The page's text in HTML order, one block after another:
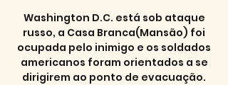
Washington D.C. está sob ataque
russo, a Casa Branca(Mansão) foi
ocupada pelo inimigo e os soldados
americanos foram orientados a se
dirigirem ao ponto de evacuação.